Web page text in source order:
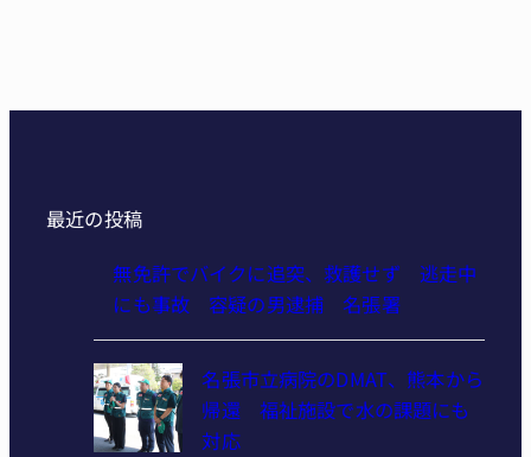
最近の投稿
無免許でバイクに追突、救護せず 逃走中
にも事故 容疑の男逮捕 名張署
名張市立病院のDMAT、熊本から
帰還 福祉施設で水の課題にも
対応